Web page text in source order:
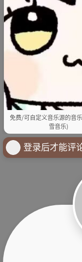
免费/可自定义音乐源的音
雪音乐)
登录后才能评